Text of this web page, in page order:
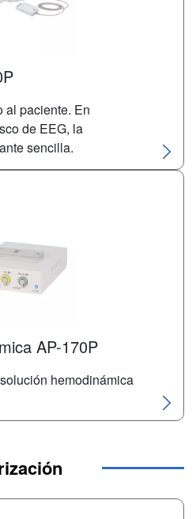
al paciente. En
de EEG, la
sencilla.
AP-170P
hemodinámica